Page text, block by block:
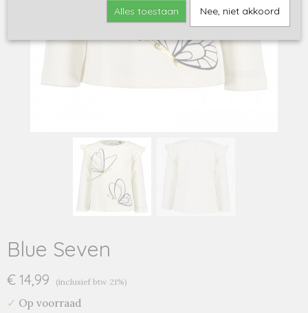
Blue Seven
€ 14,99 (inclusief btw 21%)
✓ Op voorraad
Alles toestaan Nee, niet akkoord